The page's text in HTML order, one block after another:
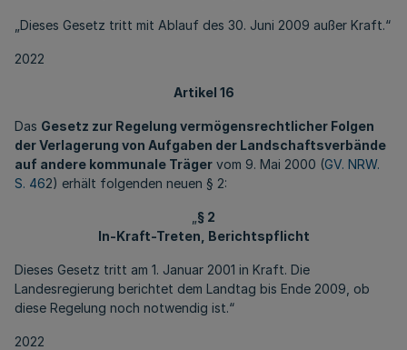
„Dieses Gesetz tritt mit Ablauf des 30. Juni 2009 außer Kraft.“
2022
Artikel 16
Das Gesetz zur Regelung vermögensrechtlicher Folgen
der Verlagerung von Aufgaben der Landschaftsverbände
auf andere kommunale Träger vom 9. Mai 2000 (GV. NRW.
S. 462) erhält folgenden neuen § 2:
§ 2
In-Kraft-Treten, Berichtspflicht
Dieses Gesetz tritt am 1. Januar 2001 in Kraft. Die
Landesregierung berichtet dem Landtag bis Ende 2009, ob
diese Regelung noch notwendig ist.“
2022